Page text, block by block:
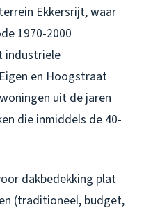
Ekkersrijt, waar
1970-2000
industriele
en Hoogstraat
uit de jaren
die inmiddels de 40-
dakbedekking plat
(traditioneel, budget,